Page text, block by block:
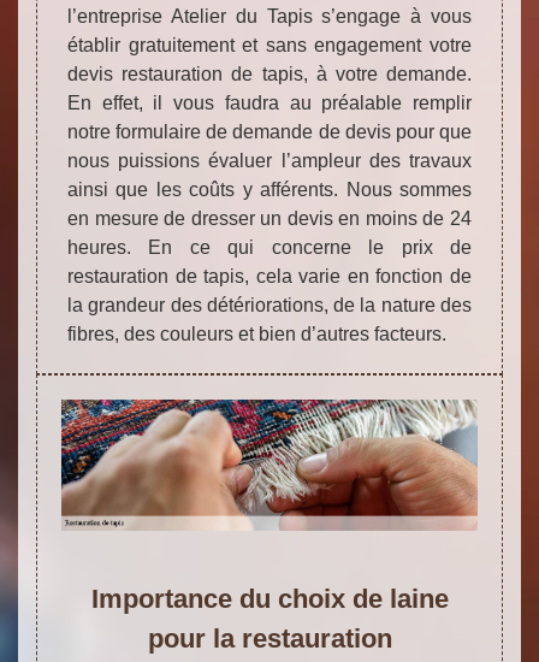
l’entreprise Atelier du Tapis s’engage à vous
établir gratuitement et sans engagement votre
devis restauration de tapis, à votre demande.
En effet, il vous faudra au préalable remplir
notre formulaire de demande de devis pour que
nous puissions évaluer l’ampleur des travaux
ainsi que les coûts y afférents. Nous sommes
en mesure de dresser un devis en moins de 24
heures. En ce qui concerne le prix de
restauration de tapis, cela varie en fonction de
la grandeur des détériorations, de la nature des
fibres, des couleurs et bien d’autres facteurs.
Importance du choix de laine
pour la restauration